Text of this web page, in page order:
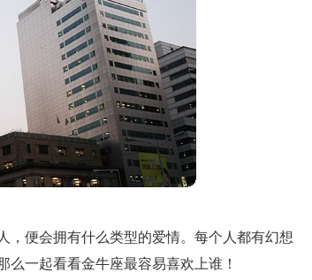
，便会拥有什么类型的爱情。每个人都有幻想
一起看看金牛座最容易喜欢上谁！